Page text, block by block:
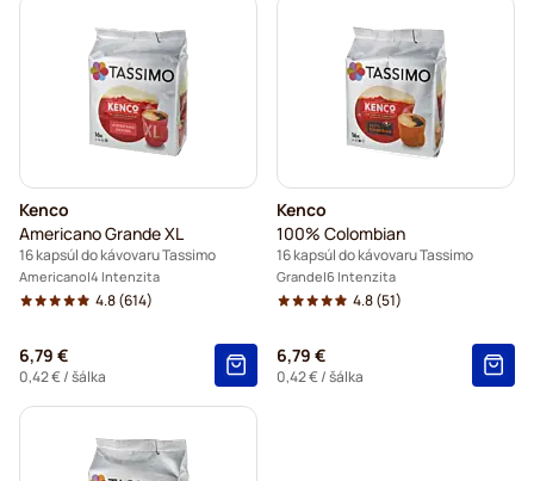
Kenco
Americano Grande XL
16 kapsúl do kávovaru Tassimo
Americano 4 Intenzita
4.8(614)
6,79 €
0,42 €/ šálka
Kenco
100% Colombian
16 kapsúl do kávovaru Tassimo
Grande 6 Intenzita
4.8(51)
6,79 €
0,42 €/ šálka